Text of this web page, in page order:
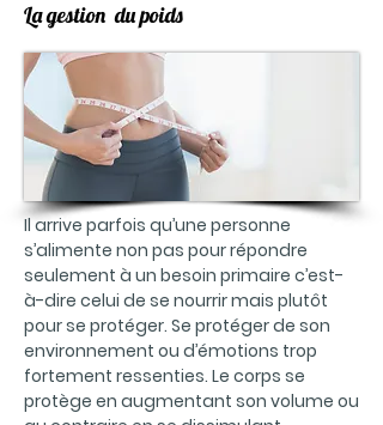
La gestion du poids
Il arrive parfois qu’une personne
s’alimente non pas pour répondre
seulement à un besoin primaire c’est-
à-dire celui de se nourrir mais plutôt
pour se protéger. Se protéger de son
environnement ou d’émotions trop
fortement ressenties. Le corps se
protège en augmentant son volume ou